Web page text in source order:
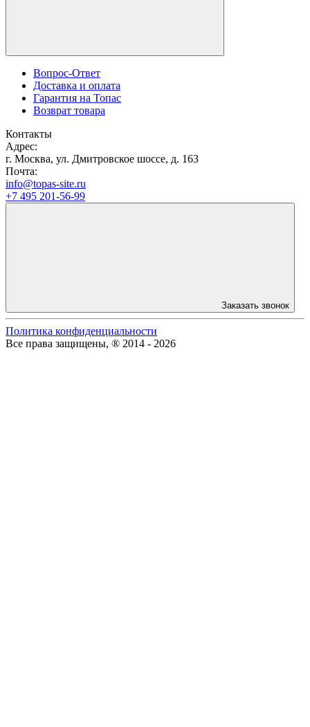
Вопрос-Ответ
Доставка и оплата
Гарантия на Топас
Возврат товара
Контакты
Адрес:
г. Москва, ул. Дмитровское шоссе, д. 163
Почта:
info@topas-site.ru
+7 495 201-56-99
Заказать звонок
Политика конфиденциальности
Все права защищены, ® 2014 - 2026